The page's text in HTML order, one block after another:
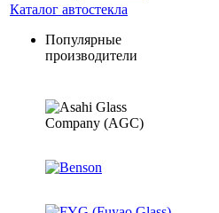
Каталог автостекла
Популярные
производители